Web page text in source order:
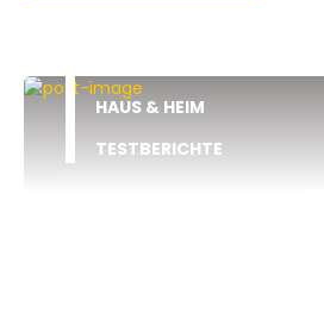
HAUS & HEIM
TESTBERICHTE